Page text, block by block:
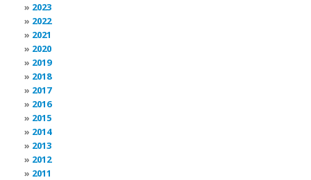
2023
2022
2021
2020
2019
2018
2017
2016
2015
2014
2013
2012
2011